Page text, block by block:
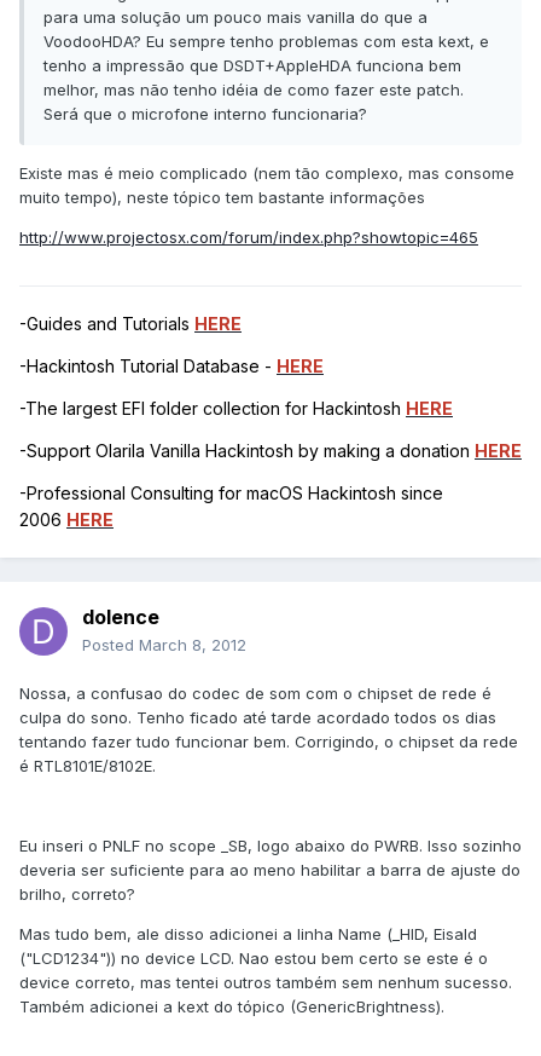
para uma solução um pouco mais vanilla do que a
VoodooHDA? Eu sempre tenho problemas com esta kext, e
tenho a impressão que DSDT+AppleHDA funciona bem
melhor, mas não tenho idéia de como fazer este patch.
Será que o microfone interno funcionaria?
Existe mas é meio complicado (nem tão complexo, mas consome
muito tempo), neste tópico tem bastante informações
http://www.projectosx.com/forum/index.php?showtopic=465
-Guides and Tutorials HERE
-Hackintosh Tutorial Database - HERE
-The largest EFI folder collection for Hackintosh HERE
-Support Olarila Vanilla Hackintosh by making a donation HERE
-Professional Consulting for macOS Hackintosh since
2006 HERE
dolence
Posted March 8, 2012
Nossa, a confusao do codec de som com o chipset de rede é
culpa do sono. Tenho ficado até tarde acordado todos os dias
tentando fazer tudo funcionar bem. Corrigindo, o chipset da rede
é RTL8101E/8102E.
Eu inseri o PNLF no scope _SB, logo abaixo do PWRB. Isso sozinho
deveria ser suficiente para ao meno habilitar a barra de ajuste do
brilho, correto?
Mas tudo bem, ale disso adicionei a linha Name (_HID, EisaId
("LCD1234")) no device LCD. Nao estou bem certo se este é o
device correto, mas tentei outros também sem nenhum sucesso.
Também adicionei a kext do tópico (GenericBrightness).